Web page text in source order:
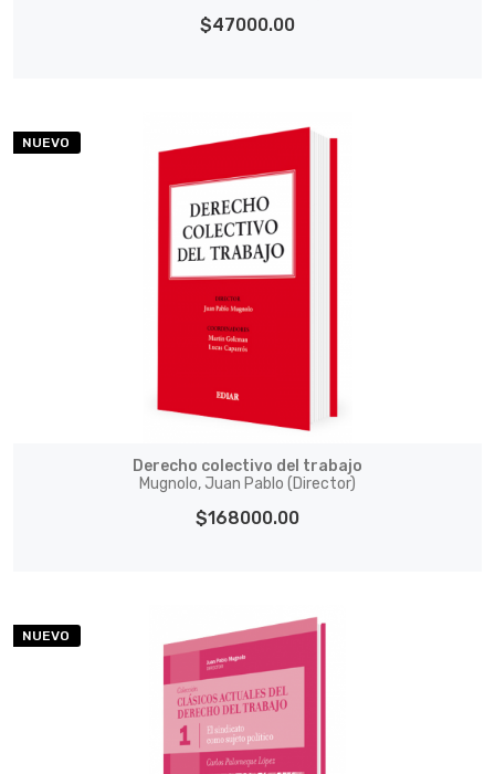
$47000.00
NUEVO
Derecho colectivo del trabajo
Mugnolo, Juan Pablo (Director)
$168000.00
NUEVO